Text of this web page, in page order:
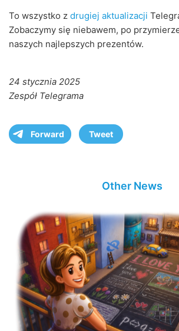
To wszystko z drugiej aktualizacji
Zobaczymy się niebawem, po
naszych najlepszych prezentów.
24 stycznia 2025
Zespół Telegrama
Forward Tweet
Other News